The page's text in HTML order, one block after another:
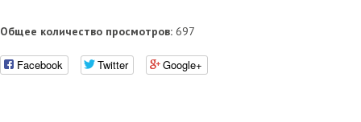
Общее количество просмотров: 697
Facebook Twitter Google+